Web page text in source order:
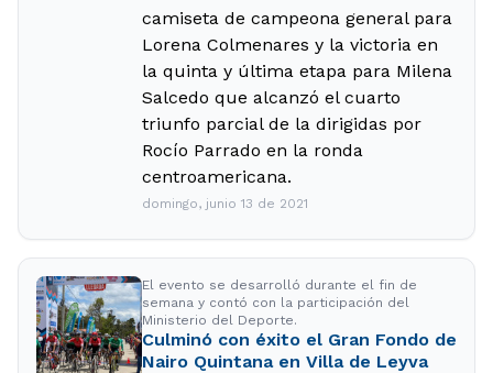
camiseta de campeona general para
Lorena Colmenares y la victoria en
la quinta y última etapa para Milena
Salcedo que alcanzó el cuarto
triunfo parcial de la dirigidas por
Rocío Parrado en la ronda
centroamericana.
domingo, junio 13 de 2021
El evento se desarrolló durante el fin de
semana y contó con la participación del
Ministerio del Deporte.
Culminó con éxito el Gran Fondo de
Nairo Quintana en Villa de Leyva